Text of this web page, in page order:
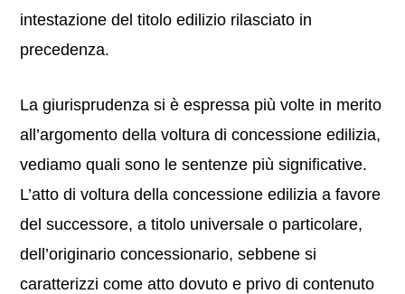
intestazione del titolo edilizio rilasciato in
precedenza.
La giurisprudenza si è espressa più volte in merito
all’argomento della voltura di concessione edilizia,
vediamo quali sono le sentenze più significative.
L’atto di voltura della concessione edilizia a favore
del successore, a titolo universale o particolare,
dell’originario concessionario, sebbene si
caratterizzi come atto dovuto e privo di contenuto